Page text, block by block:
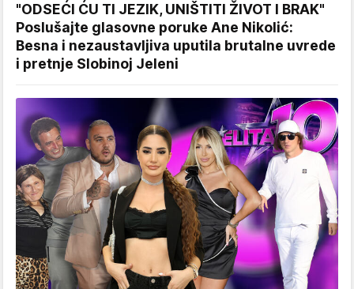
"ODSEĆI ĆU TI JEZIK, UNIŠTITI ŽIVOT I BRAK"
Poslušajte glasovne poruke Ane Nikolić:
Besna i nezaustavljiva uputila brutalne uvrede
i pretnje Slobinoj Jeleni